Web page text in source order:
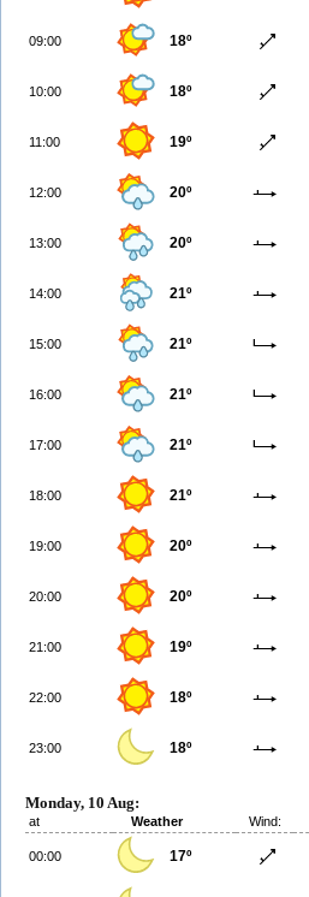
09:00 18º
10:00 18º
11:00 19º
12:00 20º
13:00 20º
14:00 21º
15:00 21º
16:00 21º
17:00 21º
18:00 21º
19:00 20º
20:00 20º
21:00 19º
22:00 18º
23:00 18º
Monday, 10 Aug:
at Weather Wind:
00:00 17º